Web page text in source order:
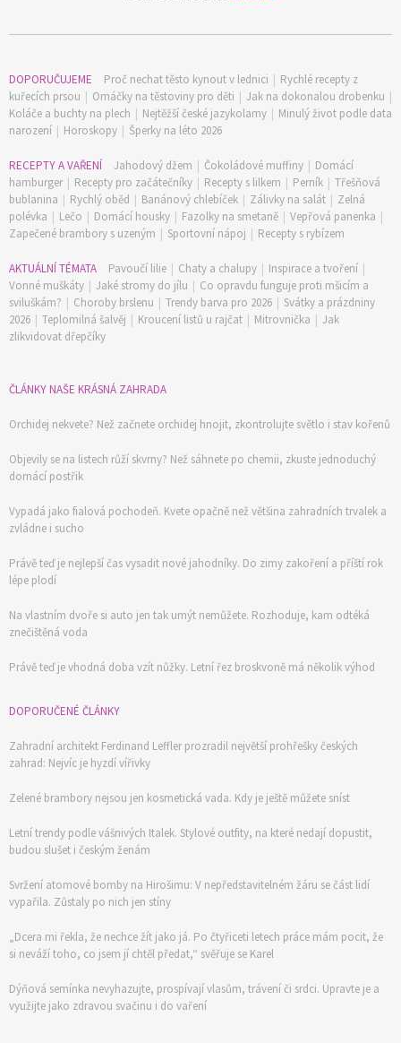
DOPORUČUJEME Proč nechat těsto kynout v lednici | Rychlé recepty z
kuřecích prsou | Omáčky na těstoviny pro děti | Jak na dokonalou drobenku |
Koláče a buchty na plech | Nejtěžší české jazykolamy | Minulý život podle data
narození | Horoskopy | Šperky na léto 2026
RECEPTY A VAŘENÍ Jahodový džem | Čokoládové muffiny | Domácí
hamburger | Recepty pro začátečníky | Recepty s lilkem | Perník | Třešňová
bublanina | Rychlý oběd | Banánový chlebíček | Zálivky na salát | Zelná
polévka | Lečo | Domácí housky | Fazolky na smetaně | Vepřová panenka |
Zapečené brambory s uzeným | Sportovní nápoj | Recepty s rybízem
AKTUÁLNÍ TÉMATA Pavoučí lilie | Chaty a chalupy | Inspirace a tvoření |
Vonné muškáty | Jaké stromy do jílu | Co opravdu funguje proti mšicím a
sviluškám? | Choroby brslenu | Trendy barva pro 2026 | Svátky a prázdniny
2026 | Teplomilná šalvěj | Kroucení listů u rajčat | Mitrovnička | Jak
zlikvidovat dřepčíky
ČLÁNKY NAŠE KRÁSNÁ ZAHRADA
Orchidej nekvete? Než začnete orchidej hnojit, zkontrolujte světlo i stav kořenů
Objevily se na listech růží skvrny? Než sáhnete po chemii, zkuste jednoduchý
domácí postřik
Vypadá jako fialová pochodeň. Kvete opačně než většina zahradních trvalek a
zvládne i sucho
Právě teď je nejlepší čas vysadit nové jahodníky. Do zimy zakoření a příští rok
lépe plodí
Na vlastním dvoře si auto jen tak umýt nemůžete. Rozhoduje, kam odtéká
znečištěná voda
Právě teď je vhodná doba vzít nůžky. Letní řez broskvoně má několik výhod
DOPORUČENÉ ČLÁNKY
Zahradní architekt Ferdinand Leffler prozradil největší prohřešky českých
zahrad: Nejvíc je hyzdí vířivky
Zelené brambory nejsou jen kosmetická vada. Kdy je ještě můžete sníst
Letní trendy podle vášnivých Italek. Stylové outfity, na které nedají dopustit,
budou slušet i českým ženám
Svržení atomové bomby na Hirošimu: V nepředstavitelném žáru se část lidí
vypařila. Zůstaly po nich jen stíny
„Dcera mi řekla, že nechce žít jako já. Po čtyřiceti letech práce mám pocit, že
si neváží toho, co jsem jí chtěl předat,“ svěřuje se Karel
Dýňová semínka nevyhazujte, prospívají vlasům, trávení či srdci. Upravte je a
využijte jako zdravou svačinu i do vaření